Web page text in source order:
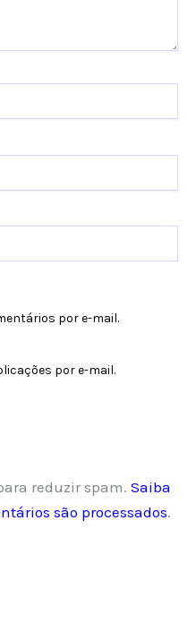
por e-mail.
por e-mail.
reduzir spam. Saiba
são processados.